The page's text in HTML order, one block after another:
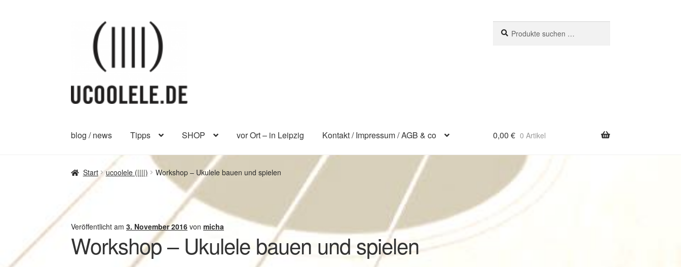
Navigation
springen
springen
nach:
blog / news Tipps SHOP vor Ort – in Leipzig Kontakt / Impressum / AGB & co 0,00 € 0 Artikel
Start ucoolele (||||) Workshop – Ukulele bauen und spielen
Veröffentlicht am3. November 2016 vonmicha
Workshop – Ukulele bauen und spielen